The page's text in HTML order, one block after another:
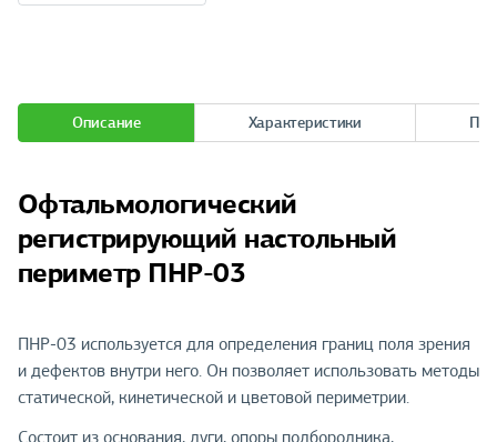
Описание Характеристики
Офтальмологический
регистрирующий настольный
периметр ПНР-03
ПНР-03 используется для определения границ поля зрения
и дефектов внутри него. Он позволяет использовать методы
статической, кинетической и цветовой периметрии.
Состоит из основания, дуги, опоры подбородника,